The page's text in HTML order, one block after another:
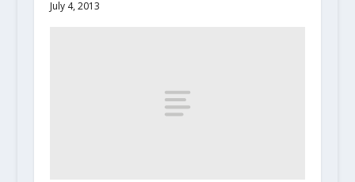
July 4, 2013